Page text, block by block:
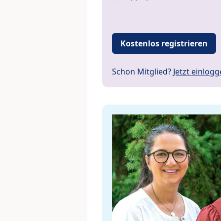
Kostenlos registrieren
Schon Mitglied? Jetzt